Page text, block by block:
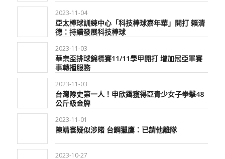
2023-11-04
亞太棒球訓練中心「科技棒球嘉年華」開打 賴清
德：持續發展科技棒球
2023-11-03
華宗盃排球錦標賽11/11學甲開打 增加冠亞軍賽
事轉播服務
2023-11-03
台灣隊史第一人！申欣靄獲得亞青少女子拳擊48
公斤級金牌
2023-11-01
陳靖寰疑似涉賭 台鋼獵鷹：已請他離隊
2023-10-27